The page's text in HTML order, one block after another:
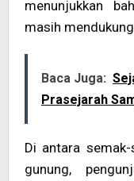
menunjukkan
masih
Baca Juga:
Prasejarah
Di antara
gunung,